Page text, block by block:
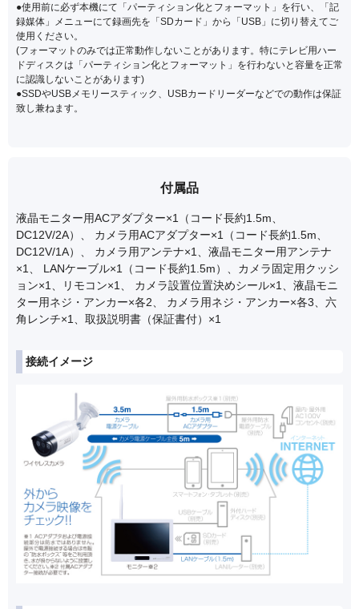
●使用前に必ず本機にて「パーティション化とフォーマット」を行い、「記
録媒体」メニューにて録画先を「SDカード」から「USB」に切り替えてご
使用ください。
(フォーマットのみでは正常動作しないことがあります。特にテレビ用ハー
ドディスクは「パーティション化とフォーマット」を行わないと容量を正常
に認識しないことがあります)
●SSDやUSBメモリースティック、USBカードリーダーなどでの動作は保証
致し兼ねます。
付属品
液晶モニター用ACアダプター×1（コード長約1.5m、
DC12V/2A）、 カメラ用ACアダプター×1（コード長約1.5m、
DC12V/1A）、 カメラ用アンテナ×1、液晶モニター用アンテナ
×1、 LANケーブル×1（コード長約1.5m）、カメラ固定用クッシ
ョン×1、リモコン×1、 カメラ設置位置決めシール×1、液晶モニ
ター用ネジ・アンカー×各2、 カメラ用ネジ・アンカー×各3、六
角レンチ×1、取扱説明書（保証書付）×1
接続イメージ